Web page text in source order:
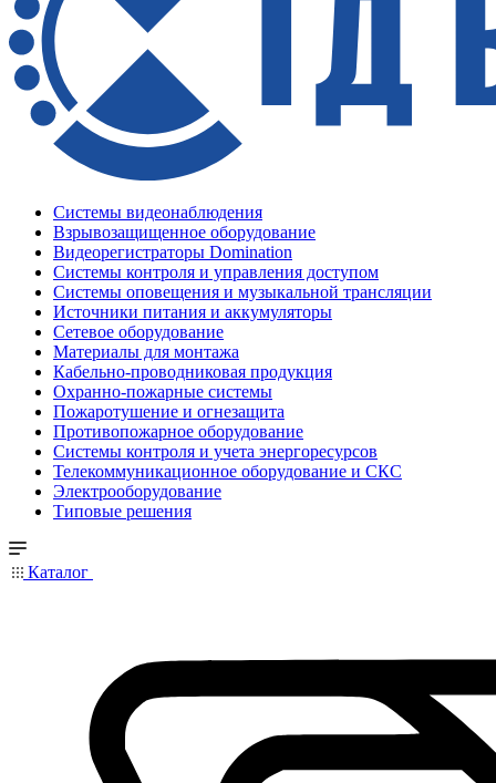
Системы видеонаблюдения
Взрывозащищенное оборудование
Видеорегистраторы Domination
Системы контроля и управления доступом
Системы оповещения и музыкальной трансляции
Источники питания и аккумуляторы
Сетевое оборудование
Материалы для монтажа
Кабельно-проводниковая продукция
Охранно-пожарные системы
Пожаротушение и огнезащита
Противопожарное оборудование
Системы контроля и учета энергоресурсов
Телекоммуникационное оборудование и СКС
Электрооборудование
Типовые решения
Каталог